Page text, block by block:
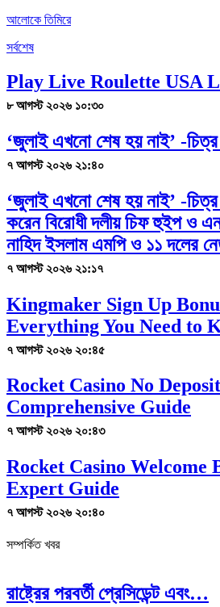
আলোকে তিমিরে
সর্বশেষ
Play Live Roulette USA
৮ আগস্ট ২০২৬ ১০:৩০
‘জুলাই এখনো শেষ হয় নাই’ -চিত্র
৭ আগস্ট ২০২৬ ২১:৪০
‘জুলাই এখনো শেষ হয় নাই’ -চিত্র
করেন বিরোধী দলীয় চিফ হুইপ ও
নাহিদ ইসলাম এমপি ও ১১ দলের
৭ আগস্ট ২০২৬ ২১:১৭
Kingmaker Sign Up
Everything You Need to
৭ আগস্ট ২০২৬ ২০:৪৫
Rocket Casino No
Comprehensive Guide
৭ আগস্ট ২০২৬ ২০:৪৩
Rocket Casino Welcome
Expert Guide
৭ আগস্ট ২০২৬ ২০:৪০
সম্পর্কিত খবর
রাষ্ট্রের পরবর্তী প্রেসিডেন্ট এবং…